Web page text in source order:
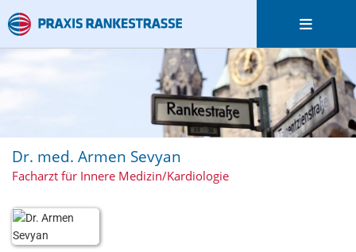
Dr. med. Armen Sevyan
Facharzt für Innere Medizin/Kardiologie